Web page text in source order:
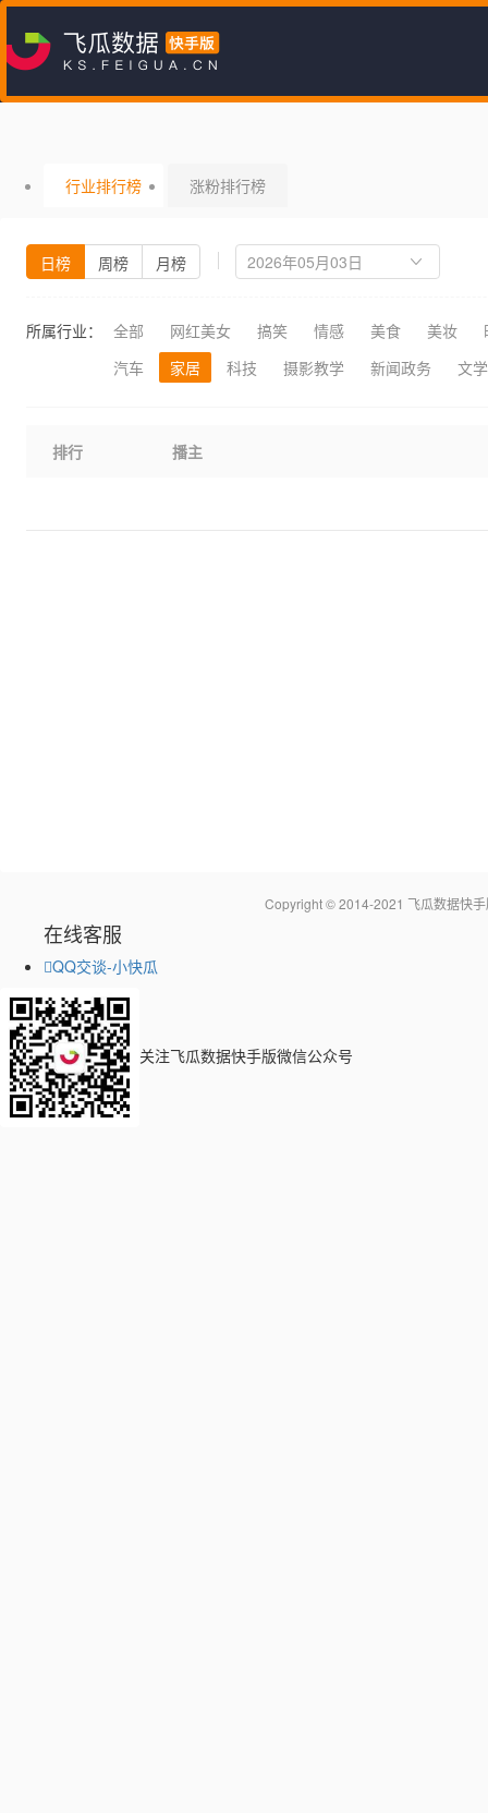
行业排行榜 涨粉排行榜
日榜 周榜 月榜
所属行业： 全部 网红美女 搞笑 情感 美食 美妆
汽车
家居 科技 摄影教学 新闻政务 文
排行 播主
Copyright © 2014-2021 飞瓜数据快
在线客服
QQ交谈-小快瓜
关注飞瓜数据快手版微信公众号